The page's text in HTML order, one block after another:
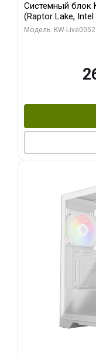
Системный блок
(Raptor Lake,
модуля)/ Palit
Модель: KW-Live0052